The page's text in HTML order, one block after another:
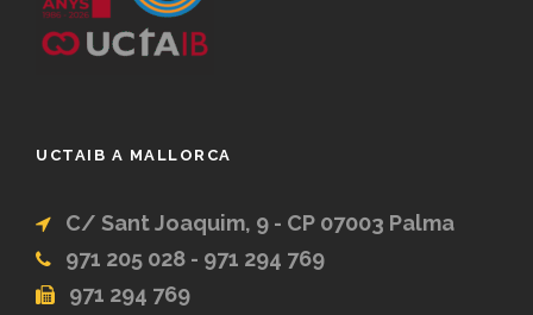
UCTAIB A MALLORCA
C/ Sant Joaquim, 9 - CP 07003 Palma
971 205 028 - 971 294 769
971 294 769